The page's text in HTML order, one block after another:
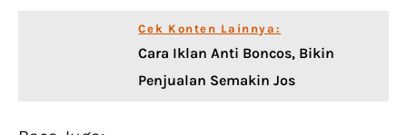
Cek Konten Lainnya:
Cara Iklan Anti Boncos, Bikin
Penjualan Semakin Jos